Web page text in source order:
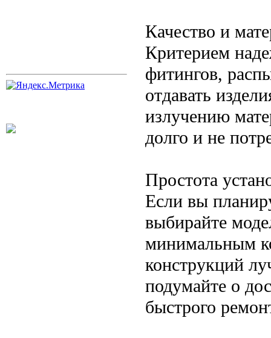
Качество и
Критерием
фитингов,
отдавать
излучению
долго и не
Простота
Если вы
выбирайте
минимальным
конструкций
подумайте о
быстрого